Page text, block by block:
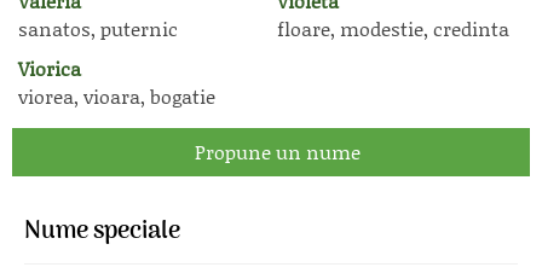
sanatos, puternic
floare, modestie, credinta
Viorica
viorea, vioara, bogatie
Propune un nume
Nume speciale